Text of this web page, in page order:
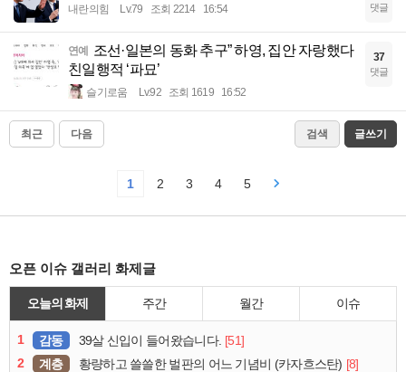
내란의힘 Lv.79 조회 2214 16:54 댓글
연예 조선·일본의 동화 추구” 하영, 집안 자랑했다
친일행적 ‘파묘’
슬기로움 Lv.92 조회 1619 16:52
37
댓글
최근 다음 검색 글쓰기
1 2 3 4 5
오픈 이슈 갤러리 화제글
오늘의 화제 주간 월간 이슈
1 감동 39살 신입이 들어왔습니다. [51]
2
계층 황량하고 쓸쓸한 벌판의 어느 기념비 (카자흐스탄) [8]